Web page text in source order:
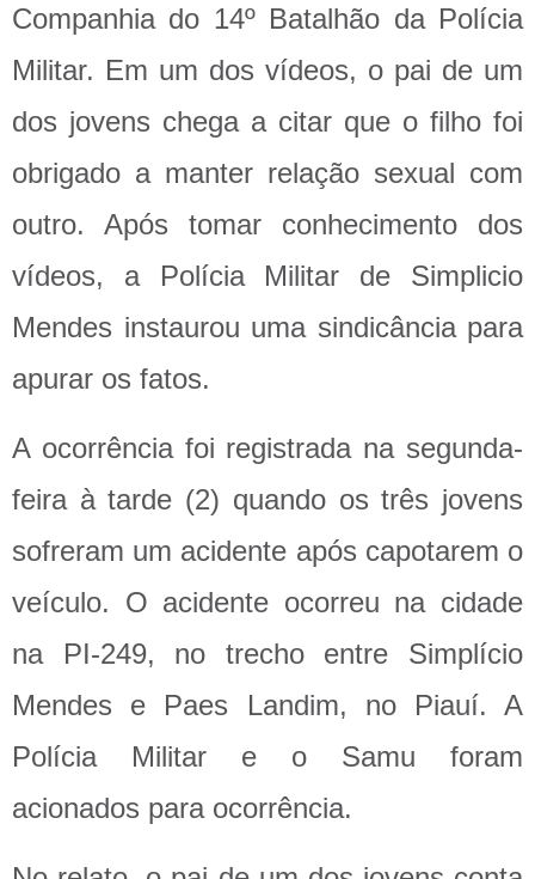
Companhia do 14º Batalhão da Polícia
Militar. Em um dos vídeos, o pai de um
dos jovens chega a citar que o filho foi
obrigado a manter relação sexual com
outro. Após tomar conhecimento dos
vídeos, a Polícia Militar de Simplicio
Mendes instaurou uma sindicância para
apurar os fatos.
A ocorrência foi registrada na segunda-
feira à tarde (2) quando os três jovens
sofreram um acidente após capotarem o
veículo. O acidente ocorreu na cidade
na PI-249, no trecho entre Simplício
Mendes e Paes Landim, no Piauí. A
Polícia Militar e o Samu foram
acionados para ocorrência.